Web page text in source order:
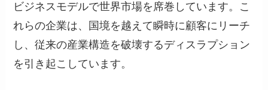
ビジネスモデルで世界市場を席巻しています。こ
れらの企業は、国境を越えて瞬時に顧客にリーチ
し、従来の産業構造を破壊するディスラプション
を引き起こしています。